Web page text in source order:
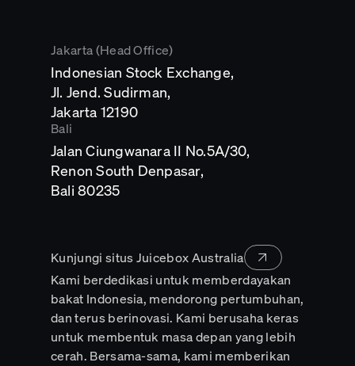
Jakarta (Head Office)
Indonesian Stock Exchange,
Jl. Jend. Sudirman,
Jakarta 12190Opens
new
tab
Bali
Jalan Ciungwanara II No.5A/30,
Renon South Denpasar,
Bali 80235Opens
Kunjungi situs Juicebox Australia
Kami berdedikasi untuk memberdayakan
bakat Indonesia, mendorong pertumbuhan,
dan terus berinovasi. Kami berusaha keras
untuk membentuk masa depan yang lebih
cerah. Bersama-sama, kami memberikan